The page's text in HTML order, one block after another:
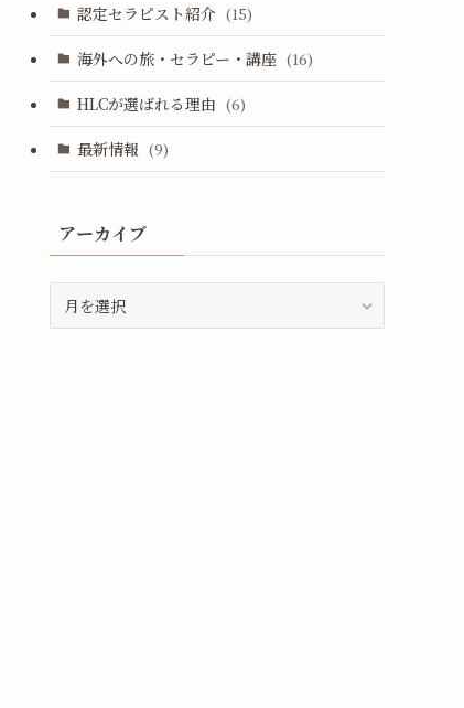
認定セラピスト紹介 (15)
海外への旅・セラピー・講座 (16)
HLCが選ばれる理由 (6)
最新情報 (9)
アーカイブ